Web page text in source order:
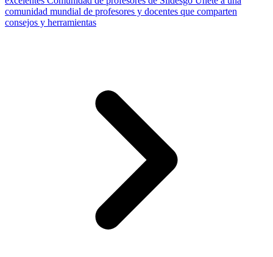
comunidad mundial de profesores y docentes que comparten
consejos y herramientas